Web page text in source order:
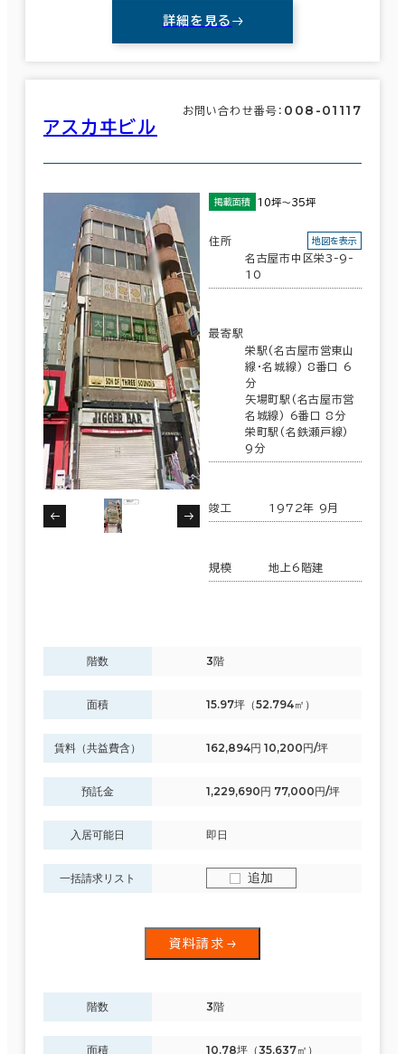
詳細を見る
アスカヰビル
お問い合わせ番号： 008-01117
掲載面積 10坪～35坪
住所
名古屋市中区栄3-9-
10
地図を表示
最寄駅
栄駅(名古屋市営東山
線･名城線) 8番口 6
分
矢場町駅(名古屋市営
名城線) 6番口 8分
栄町駅(名鉄瀬戸線)
9分
竣工 1972年 9月
規模 地上6階建
階数 3階
面積 15.97坪（52.794㎡）
賃料（共益費含） 162,894円 10,200円/坪
預託金 1,229,690円 77,000円/坪
入居可能日 即日
一括請求リスト 追加
資料請求
階数 3階
面積 10.78坪（35.637㎡）